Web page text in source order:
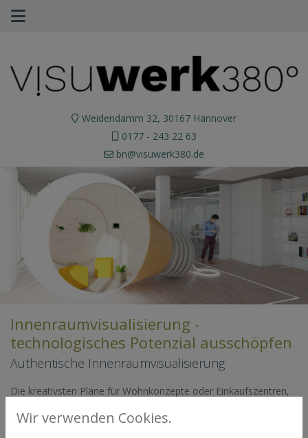
Weidendamm 32, 30167 Hannover
0177 - 243 22 63
bn@visuwerk380.de
Innenraumvisualisierung -
technologisches Potenzial ausschöpfen
Authentische Innenraumvisualisierung
Die kreativsten Pläne für Wohnkonzepte oder Einkaufszentren,
Ihnen nicht viel, wenn Ihre potenziellen Kunden oder
Wir verwenden Cookies.